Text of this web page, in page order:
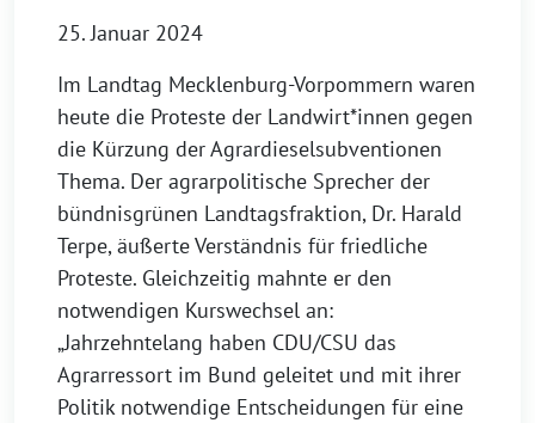
25. Januar 2024
Im Landtag Mecklenburg-Vorpommern waren
heute die Proteste der Landwirt*innen gegen
die Kürzung der Agrardieselsubventionen
Thema. Der agrarpolitische Sprecher der
bündnisgrünen Landtagsfraktion, Dr. Harald
Terpe, äußerte Verständnis für friedliche
Proteste. Gleichzeitig mahnte er den
notwendigen Kurswechsel an:
„Jahrzehntelang haben CDU/CSU das
Agrarressort im Bund geleitet und mit ihrer
Politik notwendige Entscheidungen für eine